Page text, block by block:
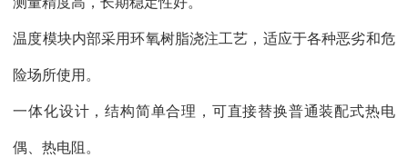
温度模块内部采用环氧树脂浇注工艺，适应于各种恶劣和危
险场所使用。
一体化设计，结构简单合理，可直接替换普通装配式热电
偶、热电阻。